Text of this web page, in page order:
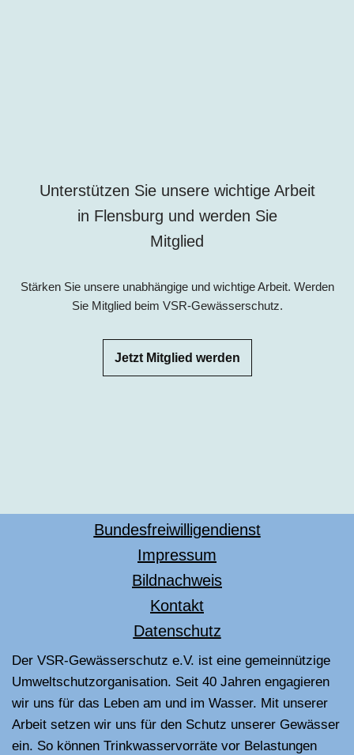
Unterstützen Sie unsere wichtige Arbeit
in Flensburg und werden Sie
Mitglied
Stärken Sie unsere unabhängige und wichtige Arbeit. Werden
Sie Mitglied beim VSR-Gewässerschutz.
Jetzt Mitglied werden
Bundesfreiwilligendienst
Impressum
Bildnachweis
Kontakt
Datenschutz
Der VSR-Gewässerschutz e.V. ist eine gemeinnützige
Umweltschutzorganisation. Seit 40 Jahren engagieren
wir uns für das Leben am und im Wasser. Mit unserer
Arbeit setzen wir uns für den Schutz unserer Gewässer
ein. So können Trinkwasservorräte vor Belastungen